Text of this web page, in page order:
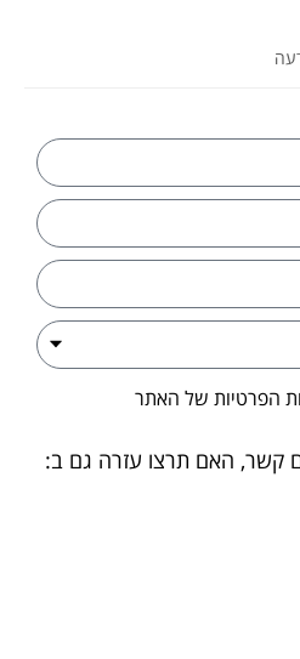
הפרטיות של האתר
קשר, האם תרצו עזרה גם ב: